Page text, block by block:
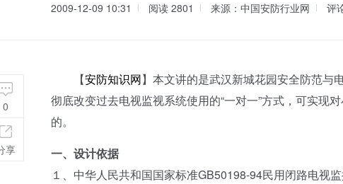
2009-12-09 10:31 阅读 2801 来源：中国安防行业网 评
【安防知识网】本文讲的是武汉新城花园安全防范与
彻底改变过去电视监视系统使用的“一对一”方式，可实现
的。
一、设计依据
１、中华人民共和国国家标准GB50198-94民用闭路电视
0
享